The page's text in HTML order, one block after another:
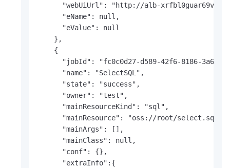
"webUiUrl": "http://alb-
      "eName": null,
      "eValue": null
    },
    {
"jobId": "fc0c0d27-d589-42f6-8186-
      "name": "SelectSQL",
      "state": "success",
      "owner": "test",
      "mainResourceKind": "sql",
      "mainResource": "oss://root/select.sql",
      "mainArgs": [],
      "mainClass": null,
      "conf": {},
      "extraInfo":{